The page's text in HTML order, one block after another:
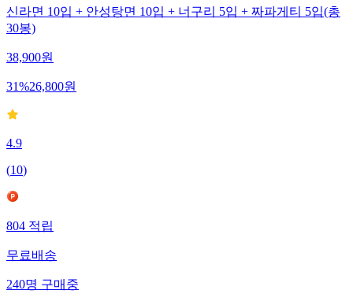
신라면 10입 + 안성탕면 10입 + 너구리 5입 + 짜파게티 5입(총
30봉)
38,900원
31%26,800원
4.9
(10)
804적립
무료배송
240명구매중